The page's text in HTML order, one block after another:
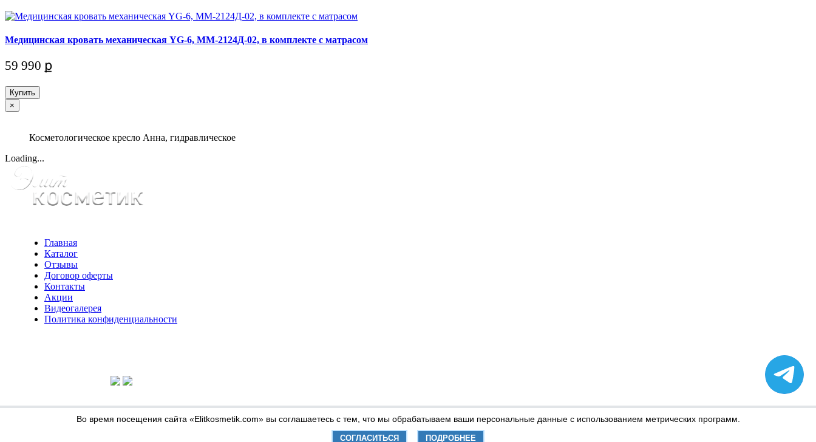
Медицинская кровать механическая YG-6, ММ-2124Д-02, в комплекте с матрасом
59 990 ք
Купить
×
Косметологическое кресло Анна, гидравлическое
Loading...
Главная
Каталог
Отзывы
Договор оферты
Контакты
Акции
Видеогалерея
Политика конфиденциальности
Во время посещения сайта «Elitkosmetik.com» вы соглашаетесь с тем, что мы обрабатываем ваши персональные данные с использованием метрических программ.
СОГЛАСИТЬСЯ ПОДРОБНЕЕ